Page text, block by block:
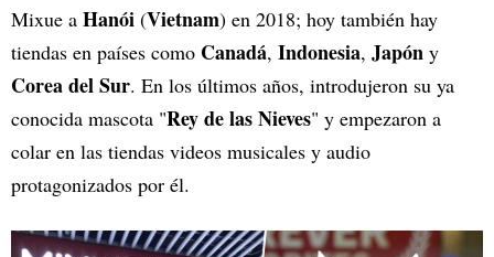
Mixue a Hanói (Vietnam) en 2018; hoy también hay
tiendas en países como Canadá, Indonesia, Japón y
Corea del Sur. En los últimos años, introdujeron su ya
conocida mascota "Rey de las Nieves" y empezaron a
colar en las tiendas videos musicales y audio
protagonizados por él.